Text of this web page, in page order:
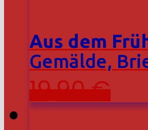
Aus dem
Gemälde,
19,90€